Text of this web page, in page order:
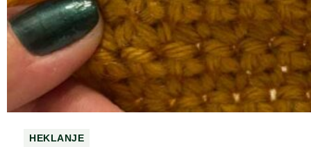
HEKLANJE